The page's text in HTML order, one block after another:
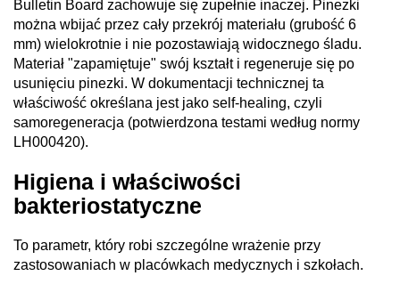
Bulletin Board zachowuje się zupełnie inaczej. Pinezki
można wbijać przez cały przekrój materiału (grubość 6
mm) wielokrotnie i nie pozostawiają widocznego śladu.
Materiał "zapamiętuje" swój kształt i regeneruje się po
usunięciu pinezki. W dokumentacji technicznej ta
właściwość określana jest jako self-healing, czyli
samoregeneracja (potwierdzona testami według normy
LH000420).
Higiena i właściwości
bakteriostatyczne
To parametr, który robi szczególne wrażenie przy
zastosowaniach w placówkach medycznych i szkołach.